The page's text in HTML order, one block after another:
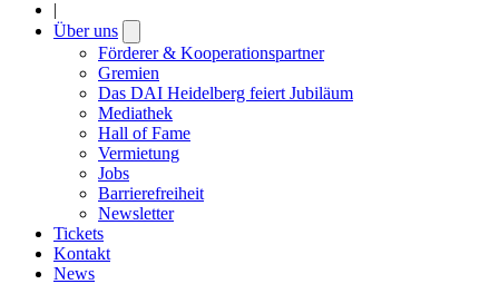
|
Über uns
submenu
Förderer & Kooperationspartner
Gremien
Das DAI Heidelberg feiert Jubiläum
Mediathek
Hall of Fame
Vermietung
Jobs
Barrierefreiheit
Newsletter
Tickets
Kontakt
News